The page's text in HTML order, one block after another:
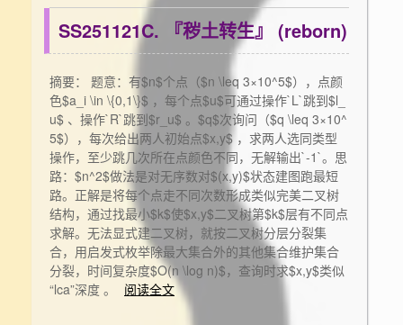
SS251121C. 『秽土转生』 (reborn)
摘要： 题意：有$n$个点（$n \leq 3×10^5$），点颜
色$a_i \in \{0,1\}$ ，每个点$u$可通过操作`L`跳到$l_
u$ 、操作`R`跳到$r_u$ 。$q$次询问（$q \leq 3×10^
5$），每次给出两人初始点$x,y$ ，求两人选同类型
操作，至少跳几次所在点颜色不同，无解输出`-1`。思
路：$n^2$做法是对无序数对$(x,y)$状态建图跑最短
路。正解是将每个点走不同次数形成类似完美二叉树
结构，通过找最小$k$使$x,y$二叉树第$k$层有不同点
求解。无法显式建二叉树，就按二叉树分层分裂集
合，用启发式枚举除最大集合外的其他集合维护集合
分裂，时间复杂度$O(n \log n)$，查询时求$x,y$类似
“lca”深度 。
阅读全文